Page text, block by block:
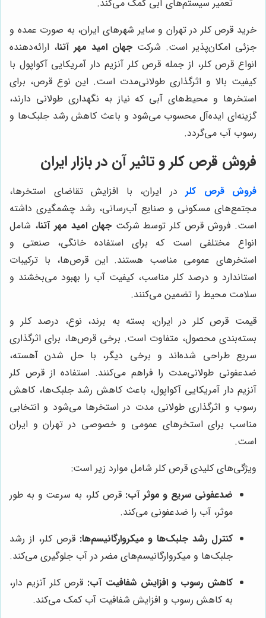
تعمیر سیستم‌های آبی کمک می‌کند.
خرید قرص کلر در تهران و سایر شهرهای ایران، به صورت عمده و
جزئی امکان‌پذیر است. شرکت جهان امید مهر آتنا، ارائه‌دهنده
انواع قرص کلر، از جمله قرص کلر آنزیم دار آمریکایی آکواپول با
کیفیت بالا و اثرگذاری طولانی‌مدت است. این نوع قرص، برای
استخرها و محیط‌های آبی که نیاز به نگهداری طولانی دارند،
گزینه‌ای ایده‌آل محسوب می‌شود و باعث کاهش رشد جلبک‌ها و
رسوب آب می‌گردد.
فروش قرص کلر و تاثیر آن در بازار ایران
فروش قرص کلر در ایران، با افزایش تقاضای استخرها،
مجتمع‌های مسکونی و صنایع آب‌رسانی، رشد چشمگیری داشته
است. فروش قرص کلر توسط شرکتجهان امید مهر آتنا، شامل
انواع مختلفی است که برای استفاده خانگی، صنعتی و
استخرهای عمومی مناسب هستند. این قرص‌ها، با ترکیبات
استاندارد و درصد کلر مناسب، کیفیت آب را بهبود می‌بخشند و
سلامت محیط را تضمین می‌کنند.
قیمت قرص کلر در ایران، بسته به برند، نوع، درصد کلر و
بسته‌بندی محصول، متفاوت است. برخی قرص‌ها، برای اثرگذاری
سریع طراحی شده‌اند و برخی دیگر، با حل شدن آهسته،
ضدعفونی طولانی‌مدت را فراهم می‌کنند. استفاده از قرص کلر
آنزیم دار آمریکایی آکواپول، باعث کاهش رشد جلبک‌ها، کاهش
رسوب و اثرگذاری طولانی مدت در استخرها می‌شود و انتخابی
مناسب برای استخرهای عمومی و خصوصی در تهران و ایران
است.
ویژگی‌های کلیدی قرص کلر شامل موارد زیر است:
ضدعفونی سریع و موثر آب: قرص کلر، به سرعت و به طور
موثر، آب را ضدعفونی می‌کند.
کنترل رشد جلبک‌ها و میکروارگانیسم‌ها: قرص کلر، از رشد
جلبک‌ها و میکروارگانیسم‌های مضر در آب جلوگیری می‌کند.
کاهش رسوب و افزایش شفافیت آب: قرص کلر آنزیم دار،
به کاهش رسوب و افزایش شفافیت آب کمک می‌کند.